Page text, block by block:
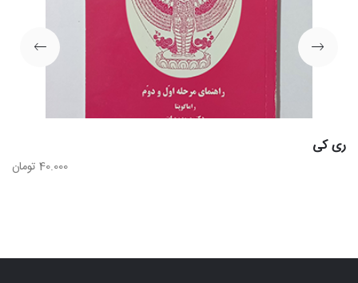
ری کی
40.000 تومان